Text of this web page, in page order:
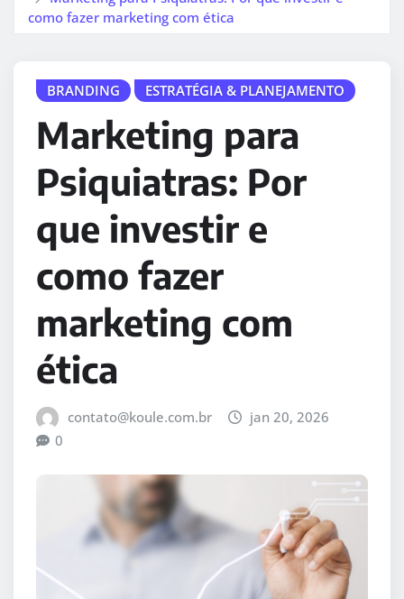
como fazer marketing com ética
BRANDING ESTRATÉGIA & PLANEJAMENTO
Marketing para
Psiquiatras: Por
que investir e
como fazer
marketing com
ética
contato@koule.com.br
jan 20, 2026
0